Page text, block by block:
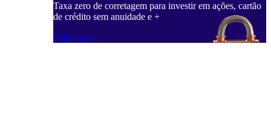
Taxa zero de corretagem para investir em ações, cartão
de crédito sem anuidade e +
Saiba mais